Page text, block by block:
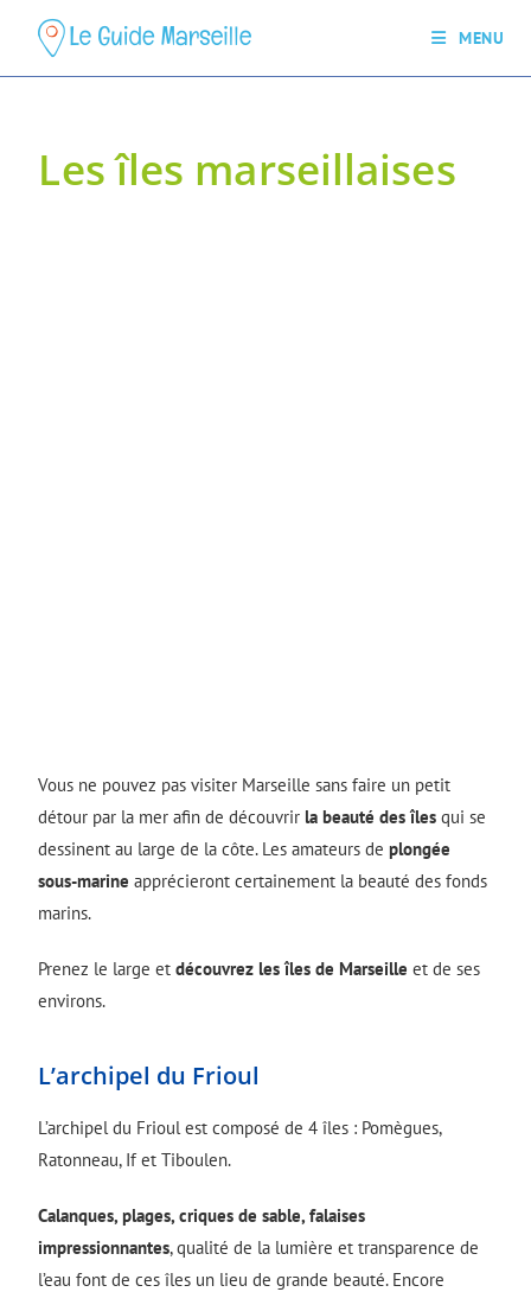
MENU
Les îles marseillaises
Vous ne pouvez pas visiter Marseille sans faire un petit
détour par la mer afin de découvrir la beauté des îles qui se
dessinent au large de la côte. Les amateurs deplongée
sous-marine apprécieront certainement la beauté des fonds
marins.
Prenez le large etdécouvrez les îles de Marseille et de ses
environs.
L’archipel du Frioul
L’archipel du Frioul est composé de 4 îles : Pomègues,
Ratonneau, If et Tiboulen.
Calanques, plages, criques de sable, falaises
impressionnantes, qualité de la lumière et transparence de
l’eau font de ces îles un lieu de grande beauté. Encore